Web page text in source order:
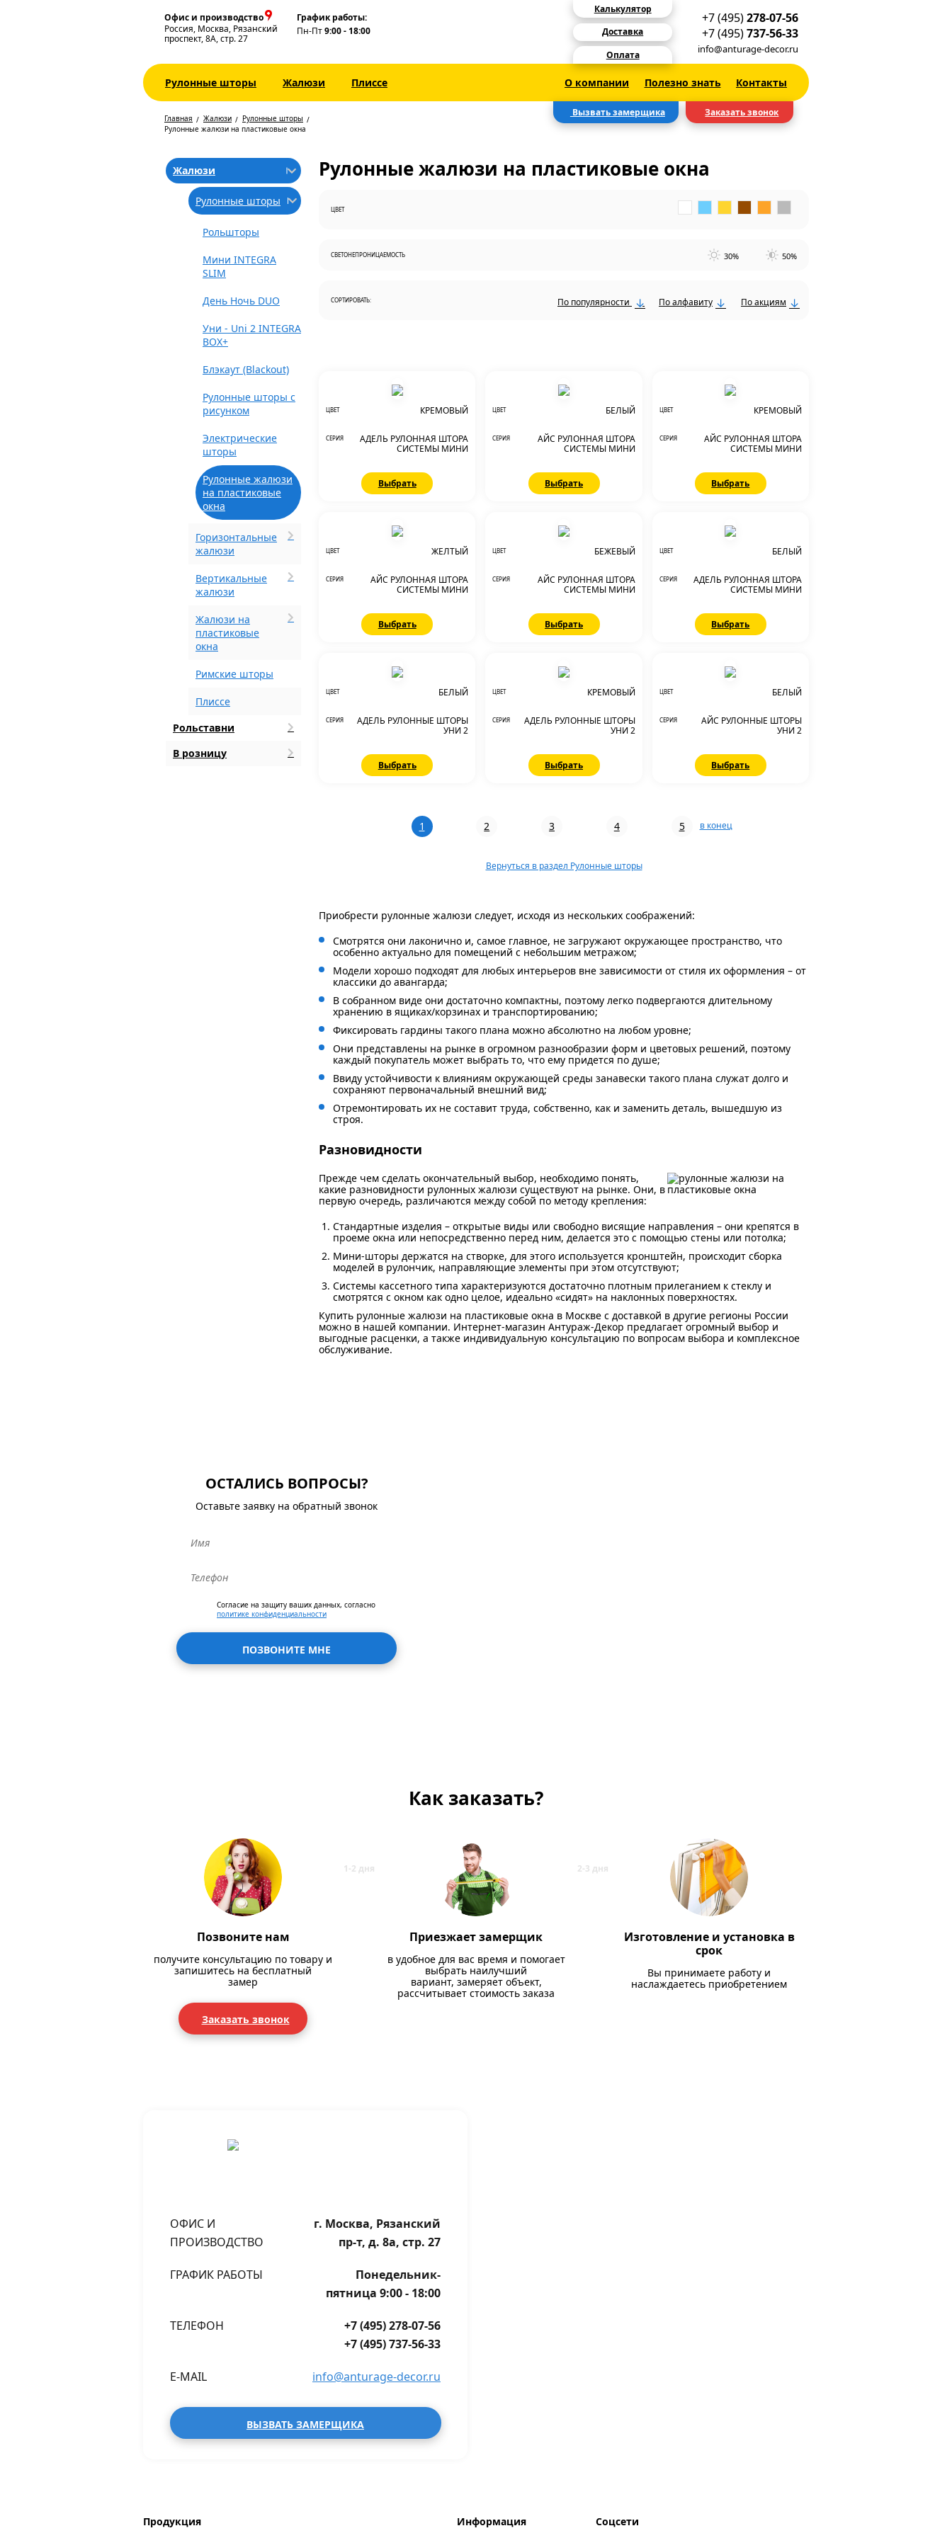
Офис и производство
Россия, Москва, Рязанский
проспект, 8А, стр. 27
График работы:
Пн-Пт9:00 - 18:00
Калькулятор
Доставка
Оплата
+7 (495)278-07-56
+7 (495)737-56-33
info@anturage-decor.ru
Рулонные шторы Жалюзи Плиссе О компании Полезно знать Контакты
Вызвать замерщика Заказать звонок
Главная Жалюзи
Рулонные шторы
Рулонные жалюзи на пластиковые окна
Жалюзи
Рулонные шторы
Рольшторы
Мини INTEGRA
SLIM
День Ночь DUO
Уни - Uni 2 INTEGRA
BOX+
Блэкаут (Blackout)
Рулонные шторы с
рисунком
Электрические
шторы
Рулонные жалюзи
на пластиковые
окна
Горизонтальные
жалюзи
Вертикальные
жалюзи
Жалюзи на
пластиковые
окна
Римские шторы
Плиссе
Рольставни
В розницу
Рулонные жалюзи на пластиковые окна
ЦВЕТ
СВЕТОНЕПРОНИЦАЕМОСТЬ 30% 50%
СОРТИРОВАТЬ: По популярности По алфавиту По акциям
ЦВЕТ КРЕМОВЫЙ
СЕРИЯ
АДЕЛЬ РУЛОННАЯ ШТОРА
СИСТЕМЫ МИНИ
Выбрать
ЦВЕТ БЕЛЫЙ
СЕРИЯ
АЙС РУЛОННАЯ ШТОРА
СИСТЕМЫ МИНИ
Выбрать
ЦВЕТ КРЕМОВЫЙ
СЕРИЯ
АЙС РУЛОННАЯ ШТОРА
СИСТЕМЫ МИНИ
Выбрать
ЦВЕТ ЖЕЛТЫЙ
СЕРИЯ
АЙС РУЛОННАЯ ШТОРА
СИСТЕМЫ МИНИ
Выбрать
ЦВЕТ БЕЖЕВЫЙ
СЕРИЯ
АЙС РУЛОННАЯ ШТОРА
СИСТЕМЫ МИНИ
Выбрать
ЦВЕТ БЕЛЫЙ
СЕРИЯ
АДЕЛЬ РУЛОННАЯ ШТОРА
СИСТЕМЫ МИНИ
Выбрать
ЦВЕТ БЕЛЫЙ
СЕРИЯ
АДЕЛЬ РУЛОННЫЕ ШТОРЫ
УНИ 2
Выбрать
ЦВЕТ КРЕМОВЫЙ
СЕРИЯ
АДЕЛЬ РУЛОННЫЕ ШТОРЫ
УНИ 2
Выбрать
ЦВЕТ БЕЛЫЙ
СЕРИЯ
АЙС РУЛОННЫЕ ШТОРЫ
УНИ 2
Выбрать
1 2 3 4 5 в конец
Вернуться в раздел Рулонные шторы
Приобрести рулонные жалюзи следует, исходя из нескольких соображений:
Смотрятся они лаконично и, самое главное, не загружают окружающее пространство, что
особенно актуально для помещений с небольшим метражом;
Модели хорошо подходят для любых интерьеров вне зависимости от стиля их оформления – от
классики до авангарда;
В собранном виде они достаточно компактны, поэтому легко подвергаются длительному
хранению в ящиках/корзинах и транспортированию;
Фиксировать гардины такого плана можно абсолютно на любом уровне;
Они представлены на рынке в огромном разнообразии форм и цветовых решений, поэтому
каждый покупатель может выбрать то, что ему придется по душе;
Ввиду устойчивости к влияниям окружающей среды занавески такого плана служат долго и
сохраняют первоначальный внешний вид;
Отремонтировать их не составит труда, собственно, как и заменить деталь, вышедшую из
строя.
Разновидности
Прежде чем сделать окончательный выбор, необходимо понять,
какие разновидности рулонных жалюзи существуют на рынке. Они, в
первую очередь, различаются между собой по методу крепления:
Стандартные изделия – открытые виды или свободно висящие направления – они крепятся в
проеме окна или непосредственно перед ним, делается это с помощью стены или потолка;
Мини-шторы держатся на створке, для этого используется кронштейн, происходит сборка
моделей в рулончик, направляющие элементы при этом отсутствуют;
Системы кассетного типа характеризуются достаточно плотным прилеганием к стеклу и
смотрятся с окном как одно целое, идеально «сидят» на наклонных поверхностях.
Купить рулонные жалюзи на пластиковые окна в Москве с доставкой в другие регионы России
можно в нашей компании. Интернет-магазин Антураж-Декор предлагает огромный выбор и
выгодные расценки, а также индивидуальную консультацию по вопросам выбора и комплексное
обслуживание.
ОСТАЛИСЬ ВОПРОСЫ?
Оставьте заявку на обратный звонок
Согласие на защиту ваших данных, согласно
политике конфиденциальности
ПОЗВОНИТЕ МНЕ
Как заказать?
Позвоните нам
получите консультацию по товару и
запишитесь на бесплатный
замер
Заказать звонок
Приезжает замерщик
в удобное для вас время и помогает
выбрать наилучший
вариант, замеряет объект,
рассчитывает стоимость заказа
Изготовление и установка в
срок
Вы принимаете работу и
наслаждаетесь приобретением
ОФИС И
ПРОИЗВОДСТВО
г. Москва, Рязанский
пр-т, д. 8а, стр. 27
ГРАФИК РАБОТЫ
Понедельник-
пятница 9:00 - 18:00
ТЕЛЕФОН
+7 (495) 278-07-56
+7 (495) 737-56-33
E-MAIL info@anturage-decor.ru
ВЫЗВАТЬ ЗАМЕРЩИКА
Продукция Информация Соцсети